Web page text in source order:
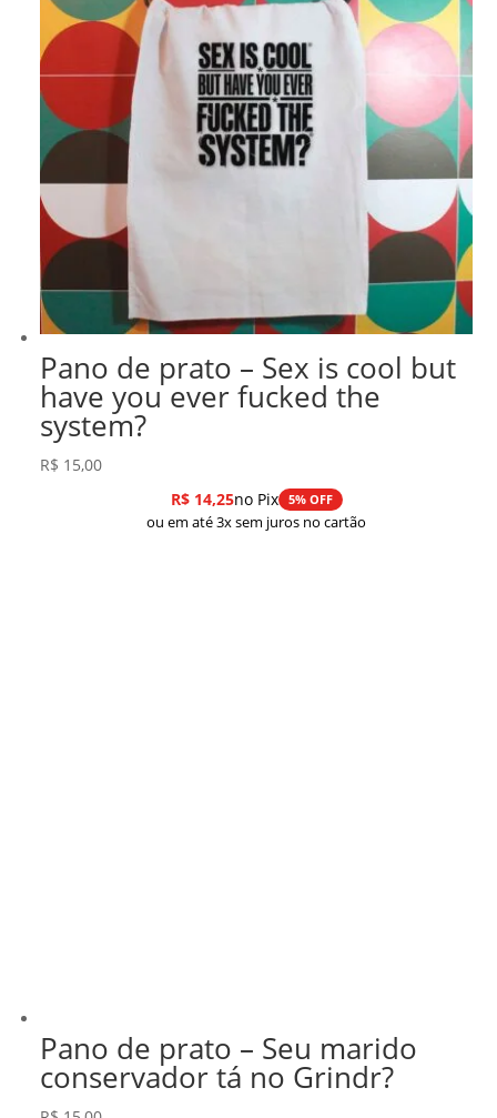
Pano de prato – Sex is cool but
have you ever fucked the
system?
R$ 15,00
R$14,25no Pix 5% OFF
ou em até 3x sem juros no cartão
Pano de prato – Seu marido
conservador tá no Grindr?